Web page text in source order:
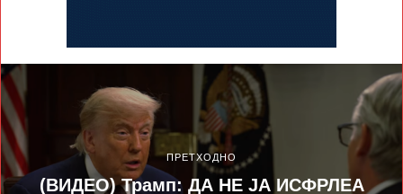
ПРЕТХОДНО
(ВИДЕО) Трамп: ДА НЕ ЈА ИСФРЛЕА